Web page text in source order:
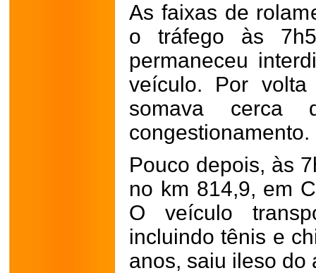
As faixas de
o tráfego às
permaneceu
veículo. Por
somava cerca
congestionamento.
Pouco depois, às
no km 814,9, em
O veículo
incluindo tênis e
anos, saiu ileso do